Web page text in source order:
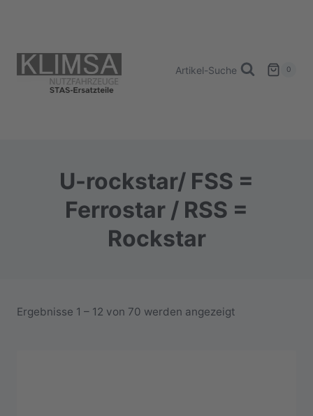
Artikel-Suche 0
U-rockstar/ FSS =
Ferrostar / RSS =
Rockstar
Ergebnisse 1 – 12 von 70 werden angezeigt